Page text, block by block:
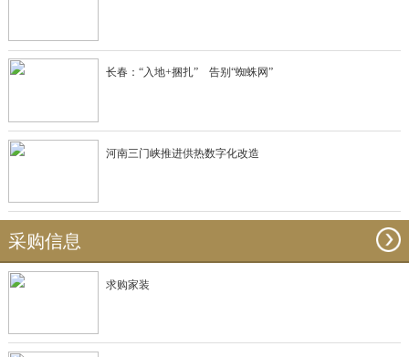
长春：“入地+捆扎” 告别“蜘蛛网”
河南三门峡推进供热数字化改造
采购信息
求购家装